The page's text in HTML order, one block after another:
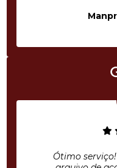
Ótimo